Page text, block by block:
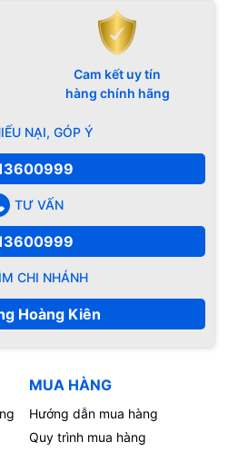
Cam kết uy tín
hàng chính hãng
NẠI, GÓP Ý
TƯ VẤN
CHI NHÁNH
Hoàng Kiên
MUA HÀNG
Hướng dẫn mua hàng
Quy trình mua hàng